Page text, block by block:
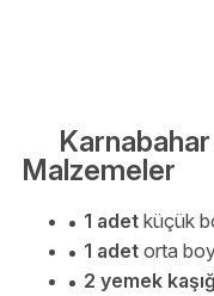
Malzemeler
1 adet küçük
1 adet orta
2 yemek